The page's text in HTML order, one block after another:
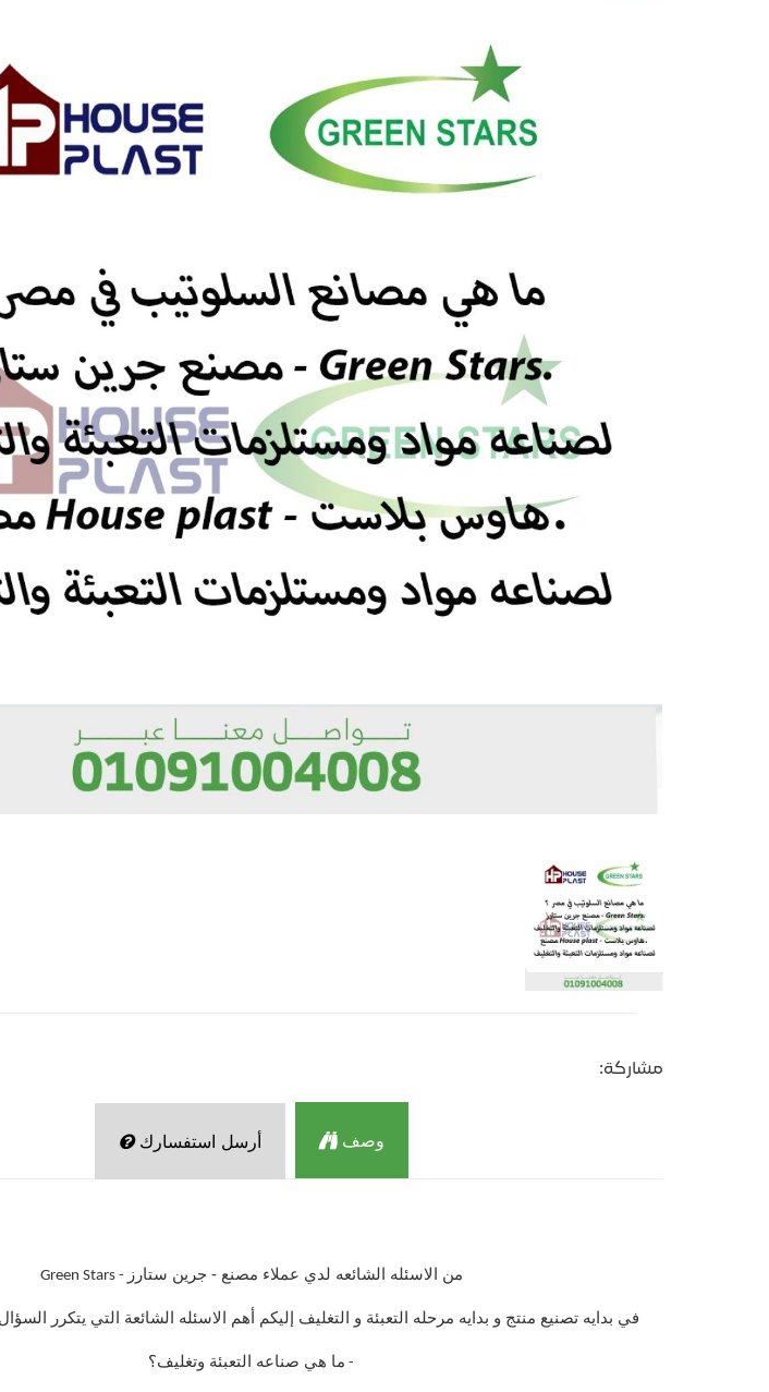
مشاركة:
وصف أرسل استفسارك
من الاسئله الشائعه لدي عملاء مصنع - جرين ستارز - Green Stars
في بدايه تصنيع منتج و بدايه مرحله التعبئة و التغليف إليكم أهم الاسئله الشائعة التي يتكرر السؤال
- ما هي صناعه التعبئة وتغليف؟